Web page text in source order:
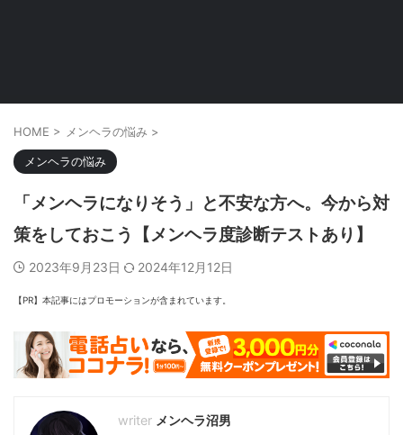
HOME > メンヘラの悩み >
メンヘラの悩み
「メンヘラになりそう」と不安な方へ。今から対
策をしておこう【メンヘラ度診断テストあり】
2023年9月23日 2024年12月12日
【PR】本記事にはプロモーションが含まれています。
メンヘラ沼男